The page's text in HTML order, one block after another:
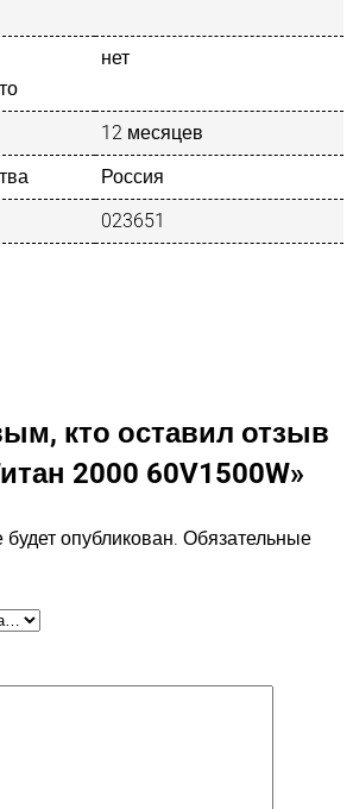
нет
12 месяцев
Россия
023651
кто оставил отзыв
2000 60V1500W»
опубликован. Обязательные